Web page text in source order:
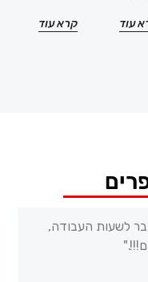
עוד קרא עוד
לשעות העבודה,